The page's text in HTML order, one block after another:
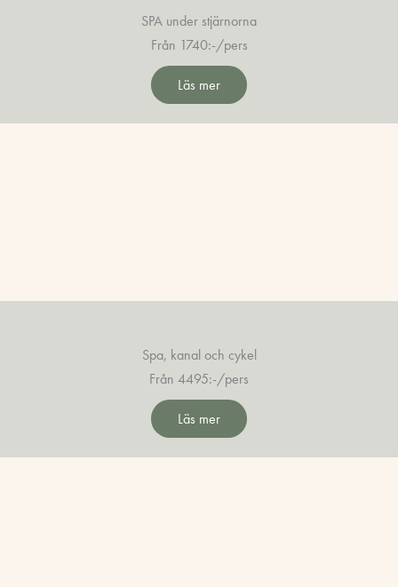
SPA under stjärnorna
Från 1740:-/pers
Läs mer
Spa, kanal och cykel
Från 4495:-/pers
Läs mer